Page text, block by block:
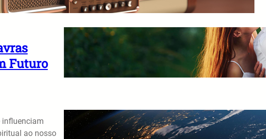
Futuro
influenciam
ao nosso
A Pessoa Pode Visitar a Família Após
Desencarnar?
Como os Espíritos Enxergam Nossa
na Terra?